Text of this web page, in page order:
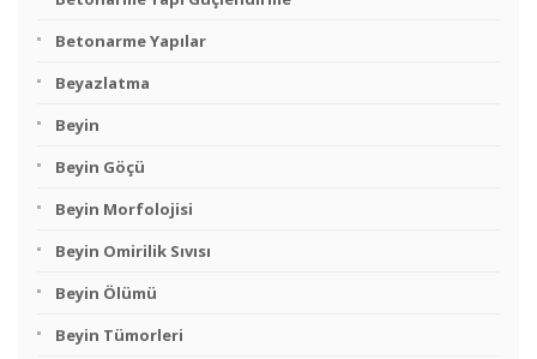
Betonarme Yapılar
Beyazlatma
Beyin
Beyin Göçü
Beyin Morfolojisi
Beyin Omirilik Sıvısı
Beyin Ölümü
Beyin Tümorleri